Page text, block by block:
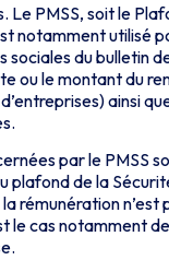
Le PMSS, soit le
notamment utilisé
sociales du bulletin
ou le montant du
ainsi
par le PMSS
plafond de la
rémunération n’est
le cas notamment